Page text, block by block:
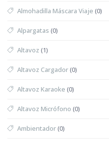
Almohadilla Máscara Viaje (0)
Alpargatas (0)
Altavoz (1)
Altavoz Cargador(0)
Altavoz Karaoke (0)
Altavoz Micrófono (0)
Ambientador(0)